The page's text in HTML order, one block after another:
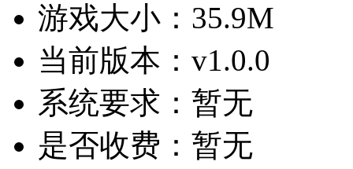
游戏大小： 35.9M
当前版本： v1.0.0
系统要求： 暂无
是否收费： 暂无